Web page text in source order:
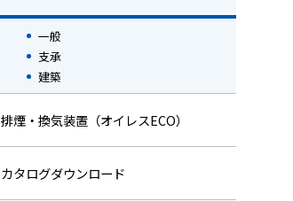
一般
支承
建築
排煙・換気装置（オイレスECO）
カタログダウンロード